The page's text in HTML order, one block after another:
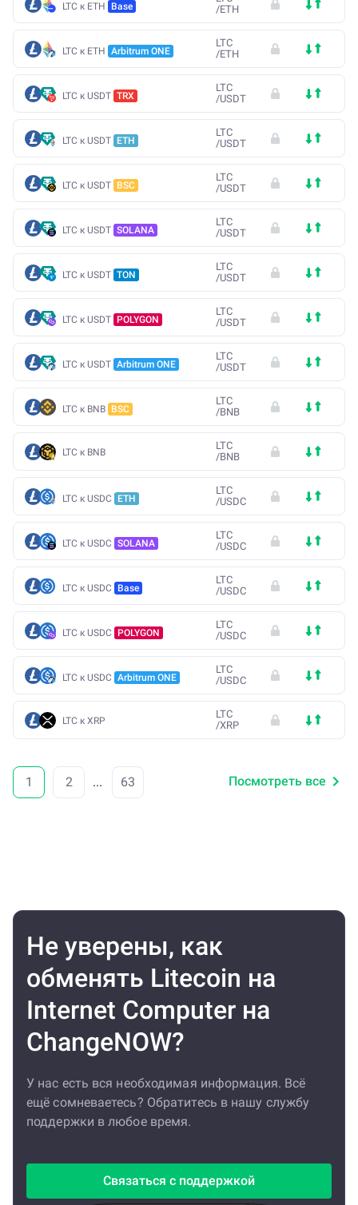
LTC к ETH Base
/ETH
LTC к ETH Arbitrum ONE
LTC
/ETH
LTC к USDT TRX
LTC
/USDT
LTC к USDT ETH
LTC
/USDT
LTC к USDT BSC
LTC
/USDT
LTC к USDT SOLANA
LTC
/USDT
LTC к USDT TON
LTC
/USDT
LTC к USDT POLYGON
LTC
/USDT
LTC к USDT Arbitrum ONE
LTC
/USDT
LTC к BNB BSC
LTC
/BNB
LTC к BNB
LTC
/BNB
LTC к USDC ETH
LTC
/USDC
LTC к USDC SOLANA
LTC
/USDC
LTC к USDC Base
LTC
/USDC
LTC к USDC POLYGON
LTC
/USDC
LTC к USDC Arbitrum ONE
LTC
/USDC
LTC к XRP
LTC
/XRP
1 2 ... 63 Посмотреть все
Не уверены, как
обменять Litecoin на
Internet Computer на
ChangeNOW?
У нас есть вся необходимая информация. Всё
ещё сомневаетесь? Обратитесь в нашу службу
поддержки в любое время.
Связаться с поддержкой